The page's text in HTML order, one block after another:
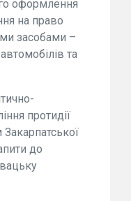
оформлення
на право
засобами –
та
протидії
до